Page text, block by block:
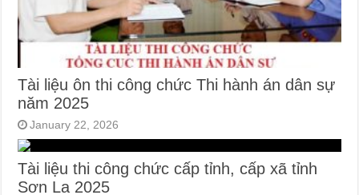
Tài liệu ôn thi công chức Thi hành án dân sự
năm 2025
January 22, 2026
Tài liệu thi công chức cấp tỉnh, cấp xã tỉnh
Sơn La 2025